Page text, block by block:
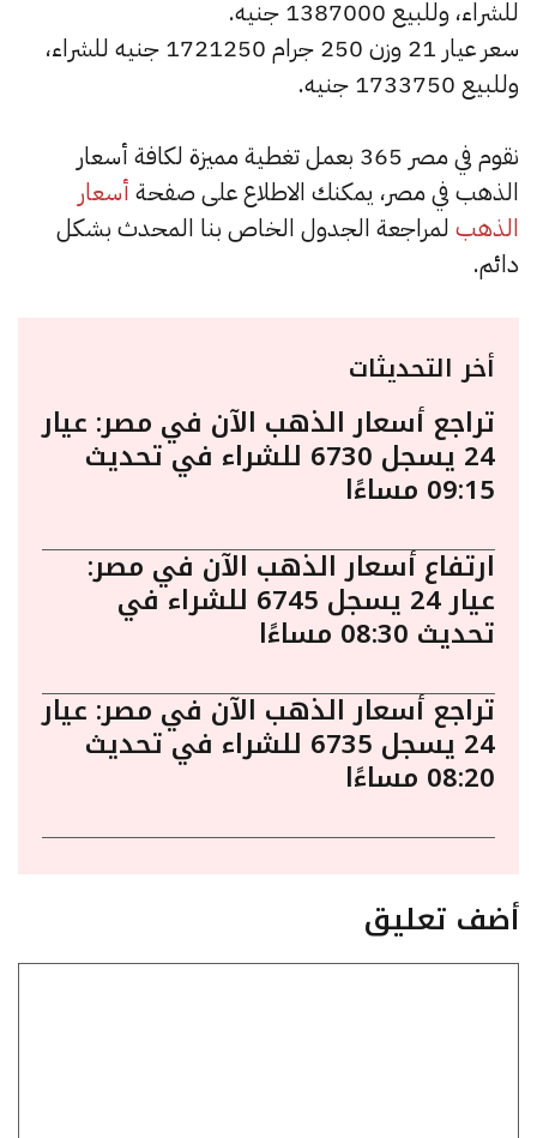
للشراء، وللبيع 1387000 جنيه.
سعر عيار 21 وزن 250 جرام 1721250 جنيه للشراء،
وللبيع 1733750 جنيه.
نقوم في مصر 365 بعمل تغطية مميزة لكافة أسعار
الذهب في مصر، يمكنك الاطلاع على صفحة أسعار
الذهب لمراجعة الجدول الخاص بنا المحدث بشكل
دائم.
أخر التحديثات
تراجع أسعار الذهب الآن في مصر: عيار
24 يسجل 6730 للشراء في تحديث
09:15 مساءًا
ارتفاع أسعار الذهب الآن في مصر:
عيار 24 يسجل 6745 للشراء في
تحديث 08:30 مساءًا
تراجع أسعار الذهب الآن في مصر: عيار
24 يسجل 6735 للشراء في تحديث
08:20 مساءًا
أضف تعليق